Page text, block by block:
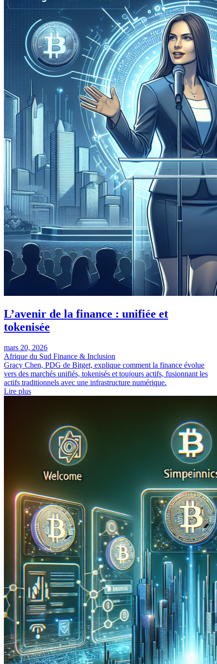
L’avenir de la finance : unifiée et
tokenisée
mars 20, 2026
Afrique du Sud Finance & Inclusion
Gracy Chen, PDG de Bitget, explique comment la finance évolue
vers des marchés unifiés, tokenisés et toujours actifs, fusionnant les
actifs traditionnels avec une infrastructure numérique.
Lire plus